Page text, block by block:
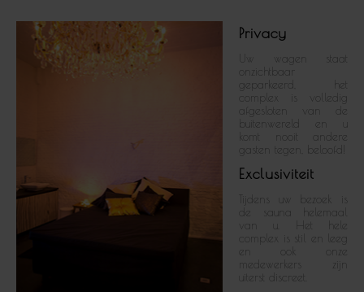
Privacy
Uw wagen staat
onzichtbaar
geparkeerd, het
complex is volledig
afgesloten van de
buitenwereld en u
komt nooit andere
gasten tegen, beloofd!
Exclusiviteit
Tijdens uw bezoek is
de sauna helemaal
van u. Het hele
complex is stil en leeg
en ook onze
medewerkers zijn
uiterst discreet.